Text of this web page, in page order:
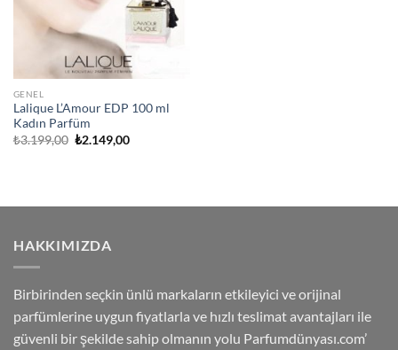
GENEL
Lalique L’Amour EDP 100 ml
Kadın Parfüm
₺3.199,00 Orijinal
₺2.149,00Şu
HAKKIMIZDA
Birbirinden seçkin ünlü markaların etkileyici ve orijinal
parfümlerine uygun fiyatlarla ve hızlı teslimat avantajları ile
güvenli bir şekilde sahip olmanın yolu Parfumdünyası.com’